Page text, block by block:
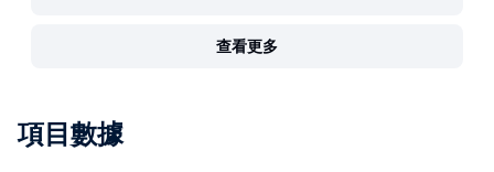
查看更多
項目數據